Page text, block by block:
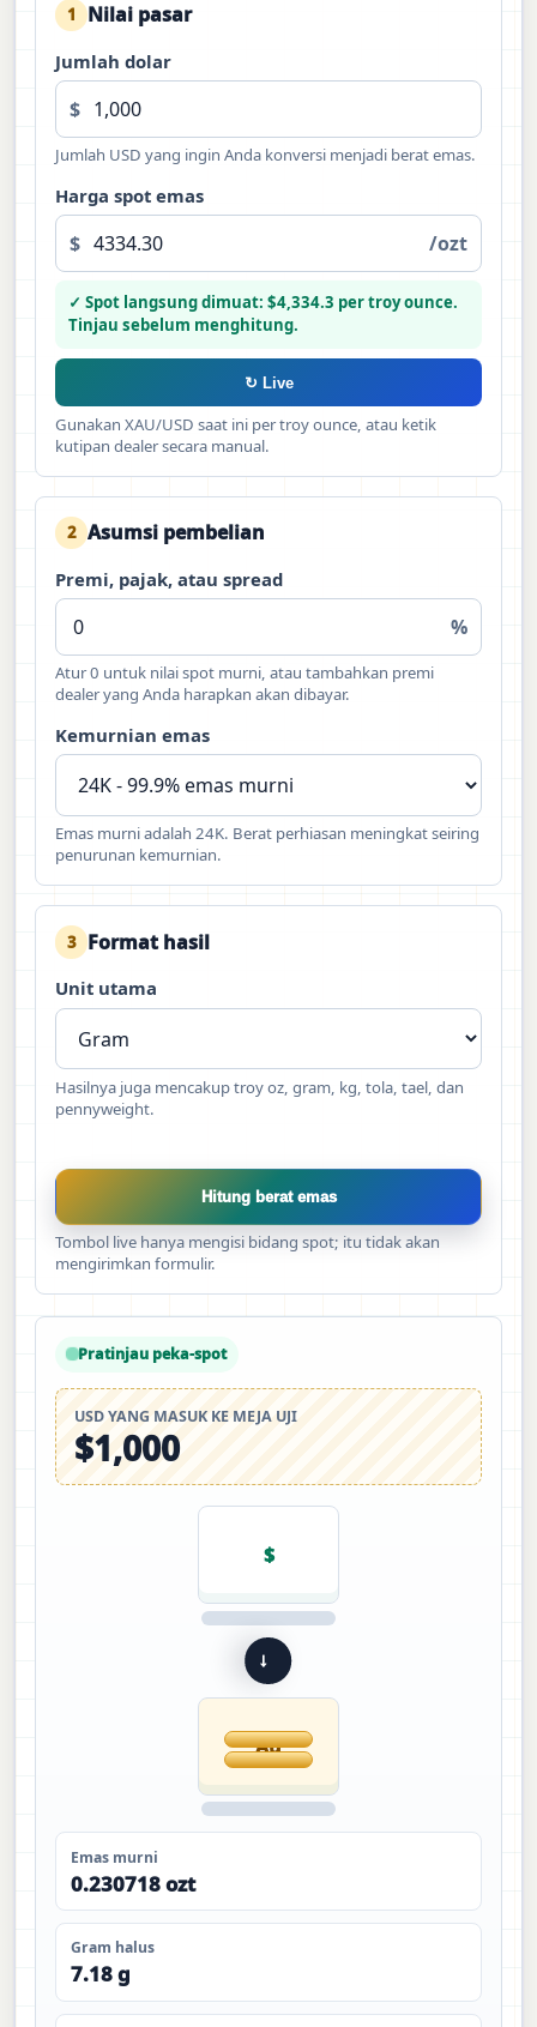
1 Nilai pasar
Jumlah dolar
$
Jumlah USD yang ingin Anda konversi menjadi berat emas.
Harga spot emas
$ /ozt
✓ Spot langsung dimuat: $4,334.3 per troy ounce.
Tinjau sebelum menghitung.
↻ Live
Gunakan XAU/USD saat ini per troy ounce, atau ketik
kutipan dealer secara manual.
2 Asumsi pembelian
Premi, pajak, atau spread
%
Atur 0 untuk nilai spot murni, atau tambahkan premi
dealer yang Anda harapkan akan dibayar.
Kemurnian emas
Emas murni adalah 24K. Berat perhiasan meningkat seiring
penurunan kemurnian.
3 Format hasil
Unit utama
Hasilnya juga mencakup troy oz, gram, kg, tola, tael, dan
pennyweight.
Hitung berat emas
Tombol live hanya mengisi bidang spot; itu tidak akan
mengirimkan formulir.
Pratinjau peka-spot
USD YANG MASUK KE MEJA UJI
$1,000
$
→
Au
Emas murni
0.230718 ozt
Gram halus
7.18 g